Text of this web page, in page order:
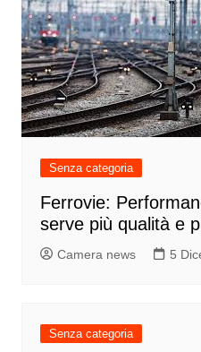
Senza categoria
Ferrovie:
serve più qualità e
Camera news 5
Senza categoria